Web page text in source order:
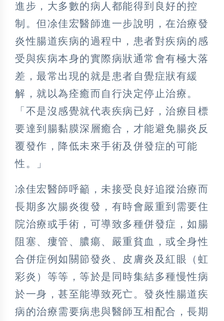
進步，大多數的病人都能得到良好的控
制。但凃佳宏醫師進一步說明，在治療發
炎性腸道疾病的過程中，患者對疾病的感
受與疾病本身的實際病狀通常會有極大落
差，最常出現的就是患者自覺症狀有緩
解，就以為痊癒而自行決定停止治療。
「不是沒感覺就代表疾病已好，治療目標
要達到腸黏膜深層癒合，才能避免腸炎反
覆發作，降低未來手術及併發症的可能
性。」
凃佳宏醫師呼籲，未接受良好追蹤治療而
長期多次腸炎復發，有時會嚴重到需要住
院治療或手術，可導致多種併發症，如腸
阻塞、瘻管、膿瘍、嚴重貧血，或全身性
合併症例如關節發炎、皮膚炎及紅眼（虹
彩炎）等等，等於是同時集結多種慢性病
於一身，甚至能導致死亡。發炎性腸道疾
病的治療需要病患與醫師互相配合，長期